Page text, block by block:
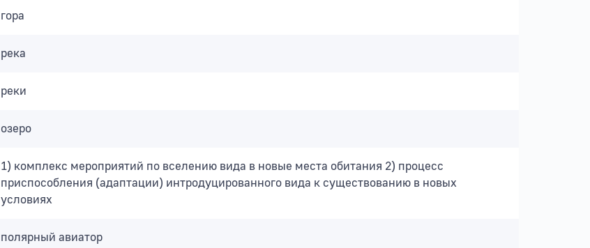
гора
река
реки
озеро
1) комплекс мероприятий по вселению вида в новые места обитания 2) процесс
приспособления (адаптации) интродуцированного вида к существованию в новых
условиях
полярный авиатор